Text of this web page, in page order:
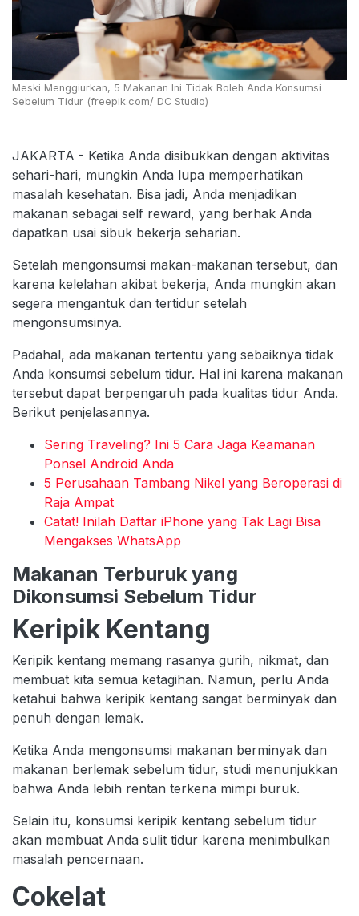
Meski Menggiurkan, 5 Makanan Ini Tidak Boleh Anda Konsumsi
Sebelum Tidur (freepik.com/ DC Studio)
JAKARTA - Ketika Anda disibukkan dengan aktivitas
sehari-hari, mungkin Anda lupa memperhatikan
masalah kesehatan. Bisa jadi, Anda menjadikan
makanan sebagai self reward, yang berhak Anda
dapatkan usai sibuk bekerja seharian.
Setelah mengonsumsi makan-makanan tersebut, dan
karena kelelahan akibat bekerja, Anda mungkin akan
segera mengantuk dan tertidur setelah
mengonsumsinya.
Padahal, ada makanan tertentu yang sebaiknya tidak
Anda konsumsi sebelum tidur. Hal ini karena makanan
tersebut dapat berpengaruh pada kualitas tidur Anda.
Berikut penjelasannya.
Sering Traveling? Ini 5 Cara Jaga Keamanan
Ponsel Android Anda
5 Perusahaan Tambang Nikel yang Beroperasi di
Raja Ampat
Catat! Inilah Daftar iPhone yang Tak Lagi Bisa
Mengakses WhatsApp
Makanan Terburuk yang
Dikonsumsi Sebelum Tidur
Keripik Kentang
Keripik kentang memang rasanya gurih, nikmat, dan
membuat kita semua ketagihan. Namun, perlu Anda
ketahui bahwa keripik kentang sangat berminyak dan
penuh dengan lemak.
Ketika Anda mengonsumsi makanan berminyak dan
makanan berlemak sebelum tidur, studi menunjukkan
bahwa Anda lebih rentan terkena mimpi buruk.
Selain itu, konsumsi keripik kentang sebelum tidur
akan membuat Anda sulit tidur karena menimbulkan
masalah pencernaan.
Cokelat